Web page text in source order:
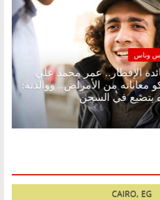
مصر ناس وناس
شاغر على مائدة الإفطار.. عمر
الهندسة يشكو معاناته من
2026
CAIRO, EG